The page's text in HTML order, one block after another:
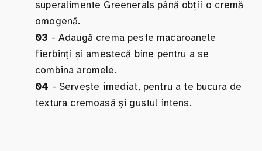
superalimente Greenerals până obții o cremă
omogenă.
03 - Adaugă crema peste macaroanele
fierbinți și amestecă bine pentru a se
combina aromele.
04 - Servește imediat, pentru a te bucura de
textura cremoasă și gustul intens.